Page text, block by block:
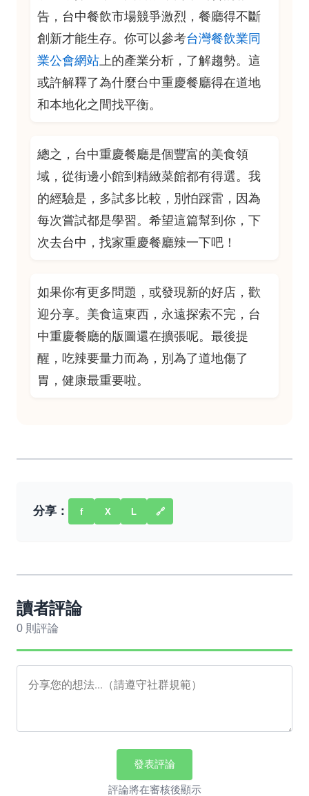
告，台中餐飲市場競爭激烈，餐廳得不斷
創新才能生存。你可以參考台灣餐飲業同
業公會網站上的產業分析，了解趨勢。這
或許解釋了為什麼台中重慶餐廳得在道地
和本地化之間找平衡。
總之，台中重慶餐廳是個豐富的美食領
域，從街邊小館到精緻菜館都有得選。我
的經驗是，多試多比較，別怕踩雷，因為
每次嘗試都是學習。希望這篇幫到你，下
次去台中，找家重慶餐廳辣一下吧！
如果你有更多問題，或發現新的好店，歡
迎分享。美食這東西，永遠探索不完，台
中重慶餐廳的版圖還在擴張呢。最後提
醒，吃辣要量力而為，別為了道地傷了
胃，健康最重要啦。
分享： f X L 🔗
讀者評論
0 則評論
發表評論
評論將在審核後顯示